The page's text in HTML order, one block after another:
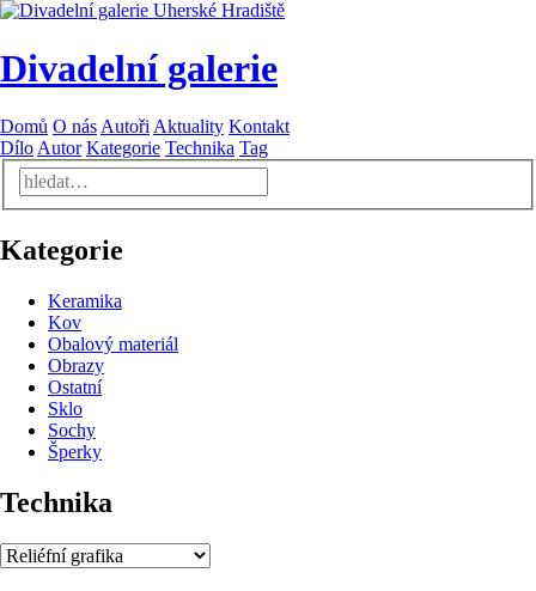
Divadelní galerie
Domů O nás Autoři Aktuality Kontakt
Dílo Autor Kategorie Technika Tag
Kategorie
Keramika
Kov
Obalový materiál
Obrazy
Ostatní
Sklo
Sochy
Šperky
Technika